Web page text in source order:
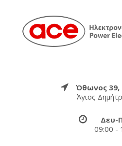
Όθωνος 39,
Άγιος
Δευ-
09:00 -